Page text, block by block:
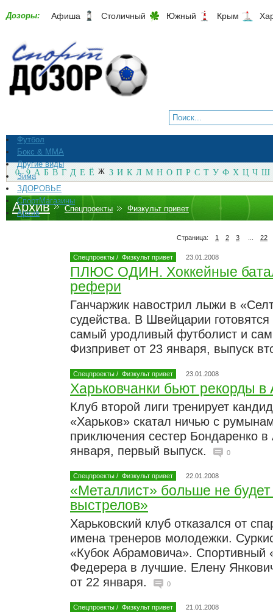
Дозоры: Афиша Столичный Южный Крым
Футбол
Бокс & ММА
Другие виды
Зима
ЗДОРОВЬЕ
СпортМагазины
Архив
0 - 9 А Б В Г Д Е Ё Ж З И К Л М Н О П Р С Т У Ф Х Ц Ч Ш
Архив Спецпроекты Физкульт привет
Страница: 1 2 3 22
Спецпроекты / Физкульт привет 23.01.2008
ПЛЮС ОДИН. Хоккейные
рефери
Ганчаржик навострил лыжи в
судейства. В Швейцарии
самый уродливый футболист и
Физпривет от 23 января, выпуск
Спецпроекты / Физкульт привет 23.01.2008
Харьковчанки бьют рекорды в
Клуб второй лиги тренирует
«Харьков» скатал ничью с
приключения сестер Бондаренко
января, первый выпуск.
0
Спецпроекты / Физкульт привет 22.01.2008
«Металлист» больше не
выстрелов»
Харьковский клуб отказался от
имена тренеров молодежки.
«Кубок Абрамовича». Спортивный
Федерера в лучшие. Елену
от 22 января.
0
Спецпроекты / Физкульт привет 21.01.2008